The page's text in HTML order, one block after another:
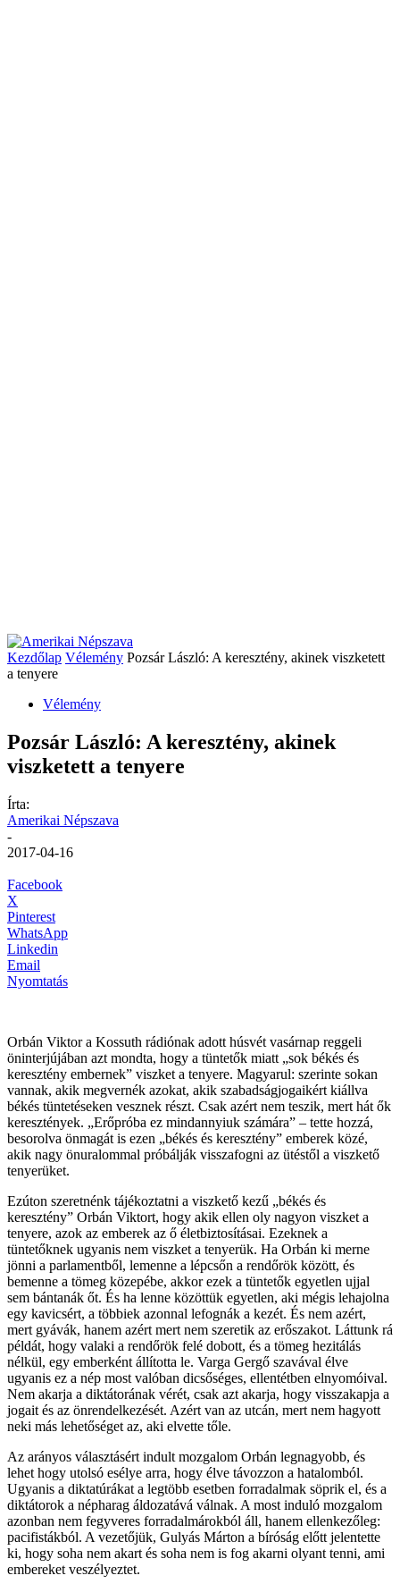
Kezdőlap Vélemény Pozsár László: A keresztény, akinek viszketett
a tenyere
Vélemény
Pozsár László: A keresztény, akinek
viszketett a tenyere
Írta:
Amerikai Népszava
-
2017-04-16
Facebook
X
Pinterest
WhatsApp
Linkedin
Email
Nyomtatás
Orbán Viktor a Kossuth rádiónak adott húsvét vasárnap reggeli
öninterjújában azt mondta, hogy a tüntetők miatt „sok békés és
keresztény embernek” viszket a tenyere. Magyarul: szerinte sokan
vannak, akik megvernék azokat, akik szabadságjogaikért kiállva
békés tüntetéseken vesznek részt. Csak azért nem teszik, mert hát ők
keresztények. „Erőpróba ez mindannyiuk számára” – tette hozzá,
besorolva önmagát is ezen „békés és keresztény” emberek közé,
akik nagy önuralommal próbálják visszafogni az ütéstől a viszkető
tenyerüket.
Ezúton szeretnénk tájékoztatni a viszkető kezű „békés és
keresztény” Orbán Viktort, hogy akik ellen oly nagyon viszket a
tenyere, azok az emberek az ő életbiztosításai. Ezeknek a
tüntetőknek ugyanis nem viszket a tenyerük. Ha Orbán ki merne
jönni a parlamentből, lemenne a lépcsőn a rendőrök között, és
bemenne a tömeg közepébe, akkor ezek a tüntetők egyetlen ujjal
sem bántanák őt. És ha lenne közöttük egyetlen, aki mégis lehajolna
egy kavicsért, a többiek azonnal lefognák a kezét. És nem azért,
mert gyávák, hanem azért mert nem szeretik az erőszakot. Láttunk rá
példát, hogy valaki a rendőrök felé dobott, és a tömeg hezitálás
nélkül, egy emberként állította le. Varga Gergő szavával élve
ugyanis ez a nép most valóban dicsőséges, ellentétben elnyomóival.
Nem akarja a diktátorának vérét, csak azt akarja, hogy visszakapja a
jogait és az önrendelkezését. Azért van az utcán, mert nem hagyott
neki más lehetőséget az, aki elvette tőle.
Az arányos választásért indult mozgalom Orbán legnagyobb, és
lehet hogy utolsó esélye arra, hogy élve távozzon a hatalomból.
Ugyanis a diktatúrákat a legtöbb esetben forradalmak söprik el, és a
diktátorok a népharag áldozatává válnak. A most induló mozgalom
azonban nem fegyveres forradalmárokból áll, hanem ellenkezőleg:
pacifistákból. A vezetőjük, Gulyás Márton a bíróság előtt jelentette
ki, hogy soha nem akart és soha nem is fog akarni olyant tenni, ami
embereket veszélyeztet.